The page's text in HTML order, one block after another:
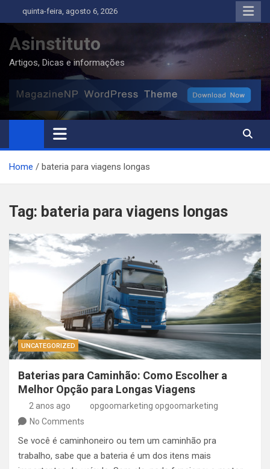
to
content
quinta-feira, agosto 6, 2026
Asinstituto
Artigos, Dicas e informações
Home bateria para viagens longas
Tag: bateria para viagens longas
UNCATEGORIZED
Baterias para Caminhão: Como Escolher a
Melhor Opção para Longas Viagens
2 anos ago
opgoomarketing opgoomarketing
No Comments
Se você é caminhoneiro ou tem um caminhão pra
trabalho, sabe que a bateria é um dos itens mais